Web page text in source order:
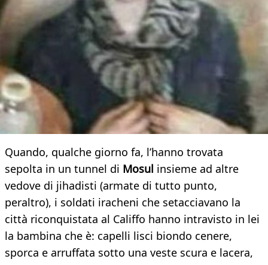
Quando, qualche giorno fa, l’hanno trovata
sepolta in un tunnel di Mosul insieme ad altre
vedove di jihadisti (armate di tutto punto,
peraltro), i soldati iracheni che setacciavano la
città riconquistata al Califfo hanno intravisto in lei
la bambina che è: capelli lisci biondo cenere,
sporca e arruffata sotto una veste scura e lacera,